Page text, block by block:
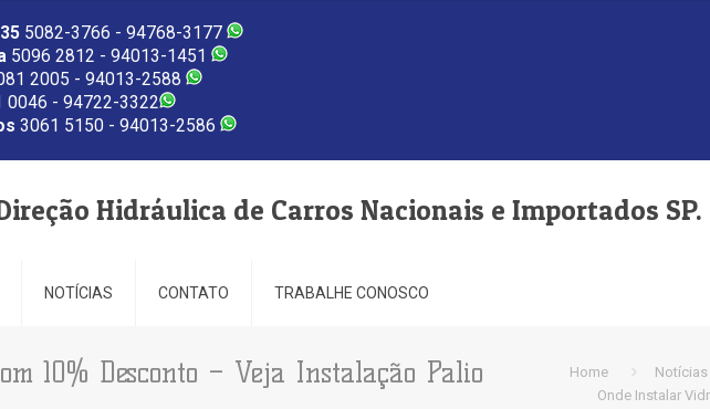
5082-3766 - 94768-3177
5096 2812 - 94013-1451
2005 - 94013-2588
0046 - 94722-3322
3061 5150 - 94013-2586
Hidráulica de Carros Nacionais e Importados SP.
NOTÍCIAS CONTATO TRABALHE CONOSCO
10% Desconto – Veja Instalação Palio Home Notícias
Onde Instalar